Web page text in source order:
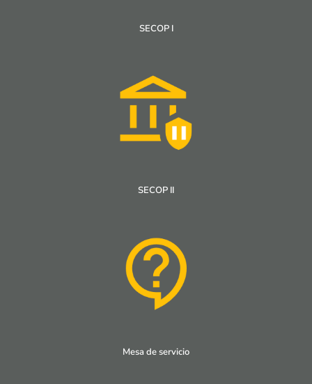
SECOP I
SECOP II
Mesa de servicio